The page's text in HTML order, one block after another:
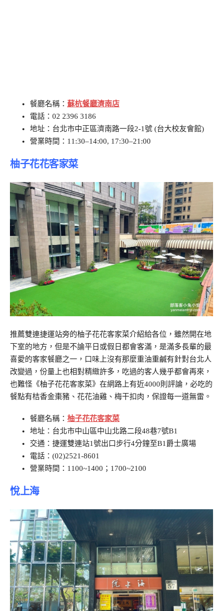
餐廳名稱： 蘇杭餐廳濟南店
電話：02 2396 3186
地址：台北市中正區濟南路一段2-1號 (台大校友會館)
營業時間：11:30–14:00, 17:30–21:00
柚子花花客家菜
推薦雙連捷運站旁的柚子花花客家菜介紹給各位，雖然開在地
下室的地方，但是不論平日或假日都會客滿，是滿多長輩的最
喜愛的客家餐廳之一，口味上沒有那麼重油重鹹有針對台北人
改變過，份量上也相對精緻許多，吃過的客人幾乎都會再來，
也難怪《柚子花花客家菜》在網路上有近4000則評論，必吃的
餐點有桔香金棗豬、花花油雞、梅干扣肉，保證每一道無雷。
餐廳名稱： 柚子花花客家菜
地址：台北市中山區中山北路二段48巷7號B1
交通：捷運雙連站1號出口步行4分鐘至B1爵士廣場
電話：(02)2521-8601
營業時間：1100~1400；1700~2100
悅上海